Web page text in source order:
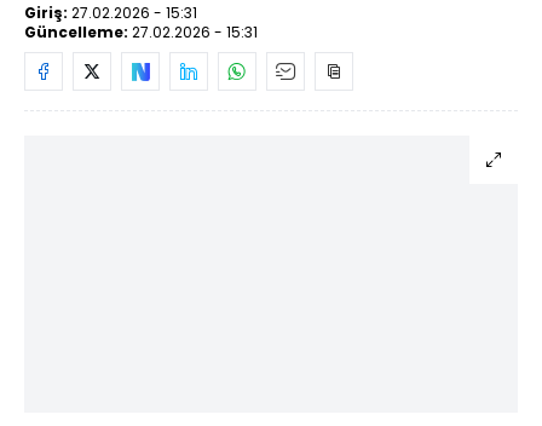
Giriş: 27.02.2026 - 15:31
Güncelleme: 27.02.2026 - 15:31